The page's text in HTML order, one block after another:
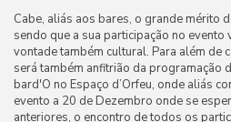
Cabe, aliás aos bares, o grande mérito
sendo que a sua participação no
vontade também cultural. Para além de
será também anfitrião da programação
bard'O no Espaço d’Orfeu, onde aliás
evento a 20 de Dezembro onde se
anteriores, o encontro de todos os